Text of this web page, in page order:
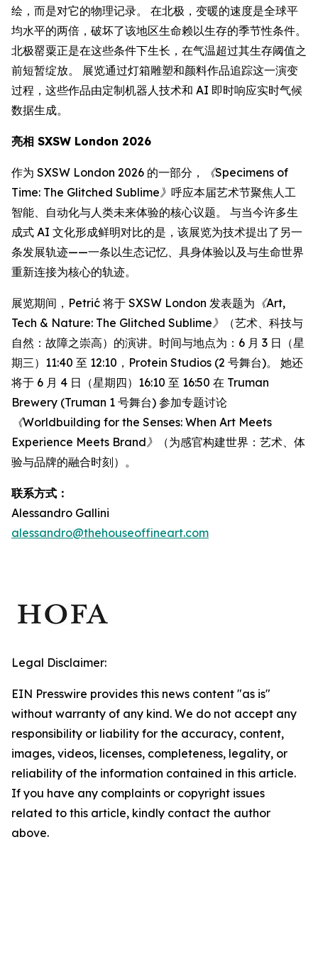
绘，而是对它的物理记录。 在北极，变暖的速度是全球平
均水平的两倍，破坏了该地区生命赖以生存的季节性条件。
北极罂粟正是在这些条件下生长，在气温超过其生存阈值之
前短暂绽放。 展览通过灯箱雕塑和颜料作品追踪这一演变
过程，这些作品由定制机器人技术和 AI 即时响应实时气候
数据生成。
亮相 SXSW London 2026
作为 SXSW London 2026 的一部分，
《Specimens of
Time: The Glitched Sublime》 呼应本届艺术节聚焦人工
智能、自动化与人类未来体验的核心议题。 与当今许多生
成式 AI 文化形成鲜明对比的是，该展览为技术提出了另一
条发展轨迹——一条以生态记忆、具身体验以及与生命世界
重新连接为核心的轨迹。
展览期间，Petrić 将于 SXSW London 发表题为 《Art,
Tech & Nature: The Glitched Sublime》
（艺术、科技与
自然：故障之崇高）的演讲。时间与地点为：6 月 3 日（星
期三）11:40 至 12:10，Protein Studios (2 号舞台)。 她还
将于 6 月 4 日（星期四）16:10 至 16:50 在 Truman
Brewery (Truman 1 号舞台) 参加专题讨论
《Worldbuilding for the Senses: When Art Meets
Experience Meets Brand》
（为感官构建世界：艺术、体
验与品牌的融合时刻）。
联系方式：
Alessandro Gallini
alessandro@thehouseoffineart.com
Legal Disclaimer:
EIN Presswire provides this news content "as is"
without warranty of any kind. We do not accept any
responsibility or liability for the accuracy, content,
images, videos, licenses, completeness, legality, or
reliability of the information contained in this article.
If you have any complaints or copyright issues
related to this article, kindly contact the author
above.